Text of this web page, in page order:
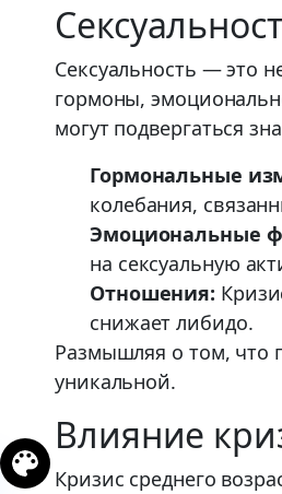
Сексуальность — это
гормоны,
могут подвергаться
Гормональные
колебания,
Эмоциональные
на сексуальную
Отношения:
снижает либидо.
Размышляя о том, что
уникальной.
Влияние
Кризис среднего